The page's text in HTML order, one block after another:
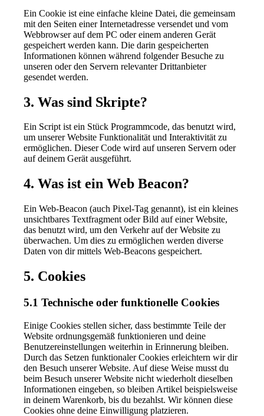
Ein Cookie ist eine einfache kleine Datei, die gemeinsam
mit den Seiten einer Internetadresse versendet und vom
Webbrowser auf dem PC oder einem anderen Gerät
gespeichert werden kann. Die darin gespeicherten
Informationen können während folgender Besuche zu
unseren oder den Servern relevanter Drittanbieter
gesendet werden.
3. Was sind Skripte?
Ein Script ist ein Stück Programmcode, das benutzt wird,
um unserer Website Funktionalität und Interaktivität zu
ermöglichen. Dieser Code wird auf unseren Servern oder
auf deinem Gerät ausgeführt.
4. Was ist ein Web Beacon?
Ein Web-Beacon (auch Pixel-Tag genannt), ist ein kleines
unsichtbares Textfragment oder Bild auf einer Website,
das benutzt wird, um den Verkehr auf der Website zu
überwachen. Um dies zu ermöglichen werden diverse
Daten von dir mittels Web-Beacons gespeichert.
5. Cookies
5.1 Technische oder funktionelle Cookies
Einige Cookies stellen sicher, dass bestimmte Teile der
Website ordnungsgemäß funktionieren und deine
Benutzereinstellungen weiterhin in Erinnerung bleiben.
Durch das Setzen funktionaler Cookies erleichtern wir dir
den Besuch unserer Website. Auf diese Weise musst du
beim Besuch unserer Website nicht wiederholt dieselben
Informationen eingeben, so bleiben Artikel beispielsweise
in deinem Warenkorb, bis du bezahlst. Wir können diese
Cookies ohne deine Einwilligung platzieren.